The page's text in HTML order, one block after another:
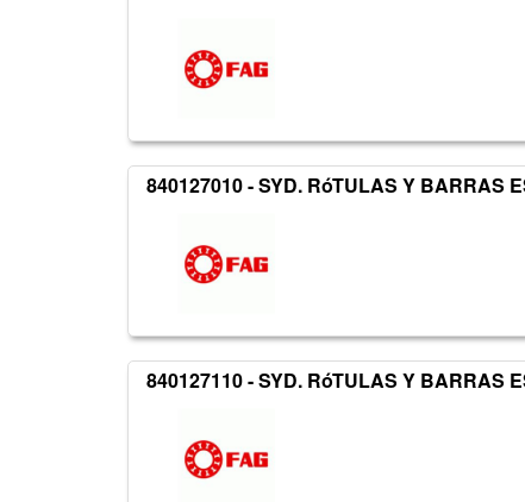
840127010 - SYD. RóTULAS Y BARRAS
840127110 - SYD. RóTULAS Y BARRAS